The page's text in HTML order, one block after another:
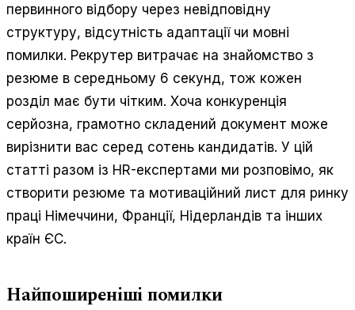
первинного відбору через невідповідну
структуру, відсутність адаптації чи мовні
помилки. Рекрутер витрачає на знайомство з
резюме в середньому 6 секунд, тож кожен
розділ має бути чітким. Хоча конкуренція
серйозна, грамотно складений документ може
вирізнити вас серед сотень кандидатів. У цій
статті разом із HR-експертами ми розповімо, як
створити резюме та мотиваційний лист для ринку
праці Німеччини, Франції, Нідерландів та інших
країн ЄС.
Найпоширеніші помилки